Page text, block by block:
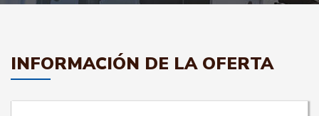
INFORMACIÓN DE LA OFERTA